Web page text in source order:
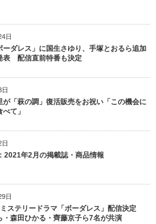
日
ーダレス」に国生さゆり、手塚とおるら追加
表 配信直前特番も決定
が「萩の調」復活販売をお祝い「この機会に
て」
2021年2月の掲載誌・商品情報
日
ステリードラマ「ボーダレス」配信決定
・森田ひかる・齊藤京子ら7名が共演